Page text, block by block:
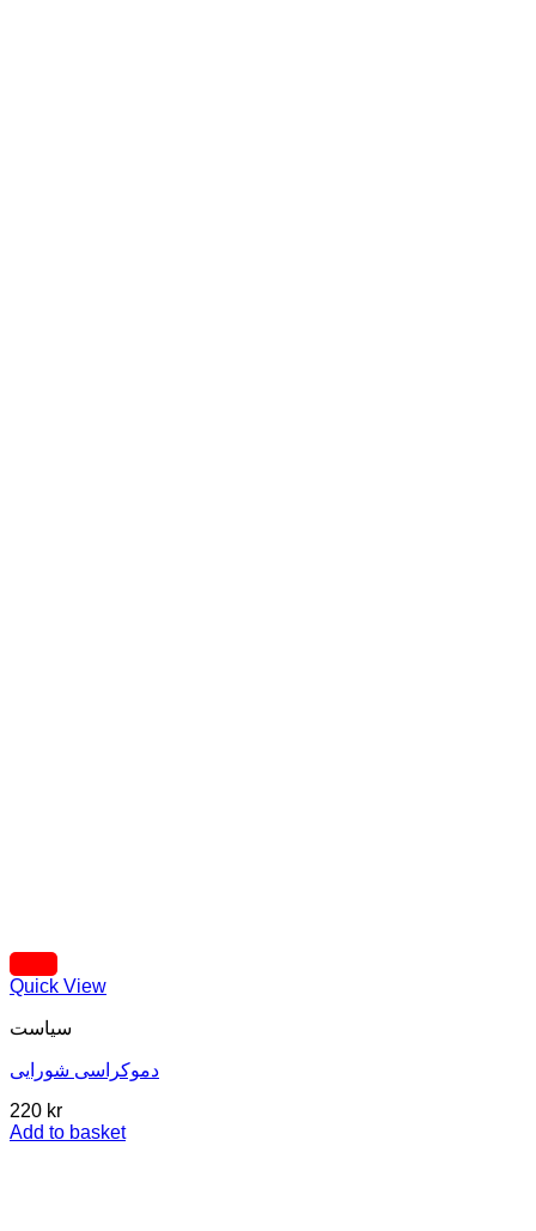
Quick View
سیاست
دموکراسی شورایی
220 kr
Add to basket